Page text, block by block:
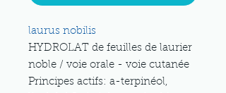
laurus nobilis
HYDROLAT de feuilles de laurier
noble / voie orale - voie cutanée
Principes actifs: a-terpinéol,